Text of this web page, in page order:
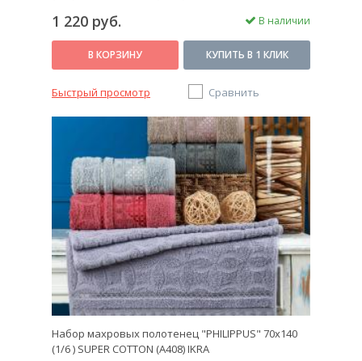
1 220 руб. В наличии
В КОРЗИНУ КУПИТЬ В 1 КЛИК
Быстрый просмотр Сравнить
Набор махровых полотенец "PHILIPPUS" 70х140
(1/6 ) SUPER COTTON (A408) IKRA